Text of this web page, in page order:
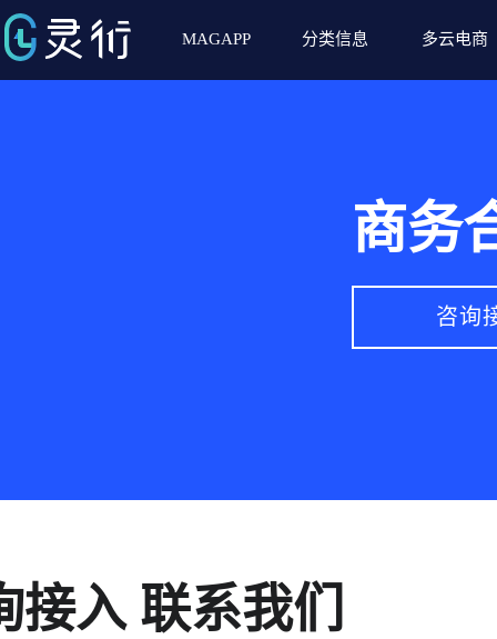
MAGAPP 分类信息 多云电商
商务
咨询
接入 联系我们